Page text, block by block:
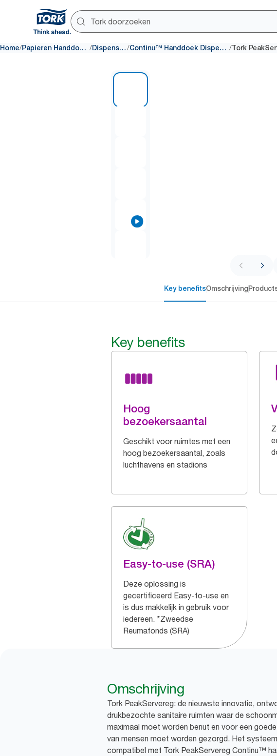
Home/ Papieren Handdoeken / Dispensers/ Continu™ Handdoek Dispensers /
Key benefitsOmschrijving
Key benefits
Hoog
bezoekersaantal
Geschikt voor ruimtes met een
hoog bezoekersaantal, zoals
luchthavens en stadions
Easy-to-use (SRA)
Deze oplossing is
gecertificeerd Easy-to-use en
is dus makkelijk in gebruik voor
iedereen. *Zweedse
Reumafonds (SRA)
Omschrijving
Tork PeakServereg: de nieuwste innovatie,
drukbezochte sanitaire ruimten waar de
maximaal moet worden benut en voor een
van mensen moet worden gezorgd. Het
compatibel met Tork PeakServereg Continu™